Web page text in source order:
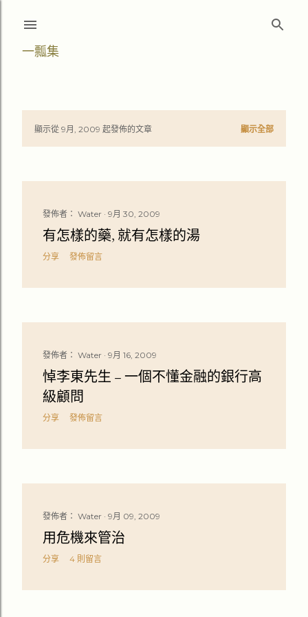
一瓢集
文
章
顯示從 9月, 2009 起發佈的文章 顯示全部
發佈者： Water 9月 30, 2009
有怎樣的藥, 就有怎樣的湯
分享 發佈留言
發佈者： Water 9月 16, 2009
悼李東先生 – 一個不懂金融的銀行高
級顧問
分享 發佈留言
發佈者： Water 9月 09, 2009
用危機來管治
分享 4 則留言